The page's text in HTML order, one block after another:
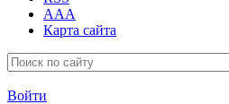
AAA
Карта сайта
Войти